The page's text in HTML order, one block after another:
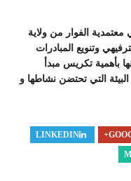
الفوار من ولاية
وتنويع المبادرات
بأهمية تكريس مبدأ
التي تحتضن نشاطها و
LINKEDIN